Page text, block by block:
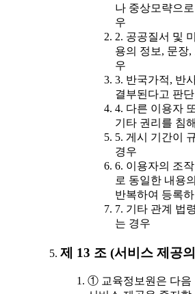
나 중상모략으
우
2. 공공질서 및
용의 정보, 문장
우
3. 반국가적, 반
결부된다고 판
4. 다른 이용자
기타 권리를 침
5. 게시 기간이
경우
6. 이용자의 조
로 동일한 내용
반복하여 등록
7. 기타 관계 법
는 경우
제 13 조 (서비스 제공
① 교육정보원은 다음